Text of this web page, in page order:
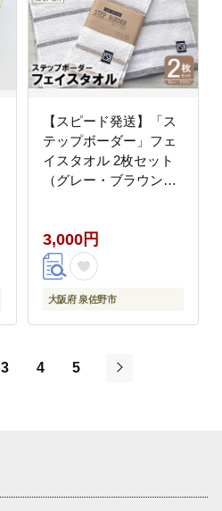
【スピード発送】「ス
テップボーダー」フェ
イスタオル 2枚セット
（グレー・ブラウン）
段使い 無地 シンプル
日用品 家族 ファミリ
ー】 G5096
3,000円
大阪府 泉佐野市
3 4
5